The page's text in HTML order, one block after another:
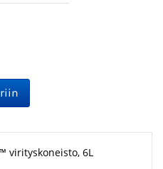
virityskoneisto, 6L